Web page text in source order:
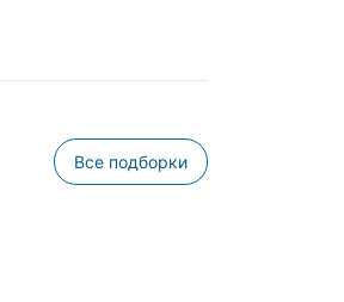
Все подборки